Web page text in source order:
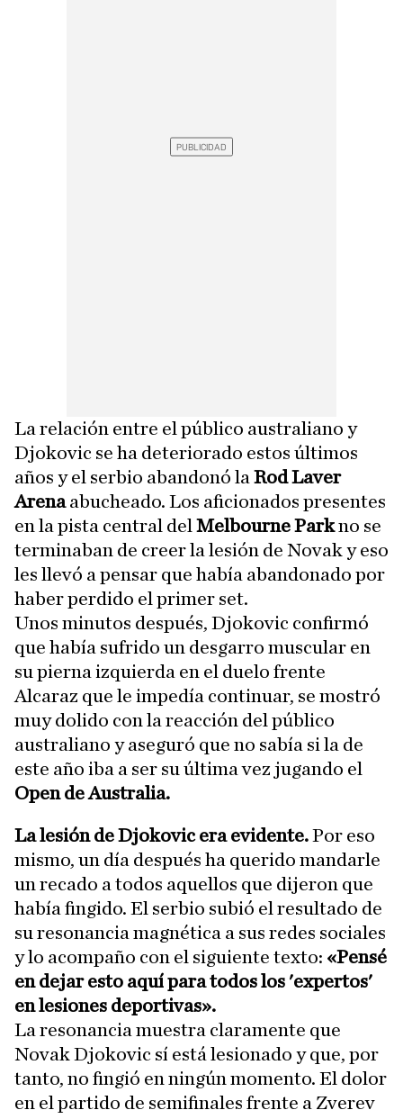
La relación entre el público australiano y
Djokovic se ha deteriorado estos últimos
años y el serbio abandonó la Rod Laver
Arenaabucheado. Los aficionados presentes
en la pista central del Melbourne Parkno se
terminaban de creer la lesión de Novak y eso
les llevó a pensar que había abandonado por
haber perdido el primer set.
Unos minutos después, Djokovic confirmó
que había sufrido un desgarro muscular en
su pierna izquierda en el duelo frente
Alcaraz que le impedía continuar, se mostró
muy dolido con la reacción del público
australiano y aseguró que no sabía si la de
este año iba a ser su última vez jugando el
Open de Australia.
La lesión de Djokovic era evidente.Por eso
mismo, un día después ha querido mandarle
un recado a todos aquellos que dijeron que
había fingido. El serbio subió el resultado de
su resonancia magnética a sus redes sociales
y lo acompaño con el siguiente texto: «Pensé
en dejar esto aquí para todos los 'expertos'
en lesiones deportivas».
La resonancia muestra claramente que
Novak Djokovic sí está lesionado y que, por
tanto, no fingió en ningún momento. El dolor
en el partido de semifinales frente a Zverev